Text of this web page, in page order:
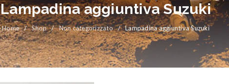
Lampadina aggiuntiva Suzuki
Home / Shop / Non categorizzato / Lampadina aggiuntiva Suzuki